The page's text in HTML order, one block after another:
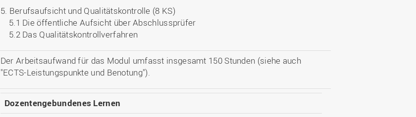
5. Berufsaufsicht und Qualitätskontrolle (8 KS)
5.1 Die öffentliche Aufsicht über Abschlussprüfer
5.2 Das Qualitätskontrollverfahren
Der Arbeitsaufwand für das Modul umfasst insgesamt 150 Stunden (siehe auch
"ECTS-Leistungspunkte und Benotung").
Dozentengebundenes Lernen